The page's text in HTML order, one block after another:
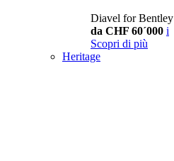
Diavel for Bentley
da CHF 60´000 i
Scopri di più
Heritage